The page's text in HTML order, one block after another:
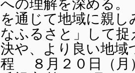
への理解を深める
を通じて地域に親
なふるさと」して
決や、より良い地域
程 ８月２０日（月